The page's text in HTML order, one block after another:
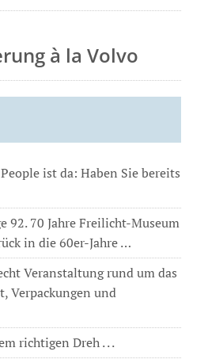
à la Volvo
ist da: Haben Sie bereits
92. 70 Jahre Freilicht-Museum
in die 60er-Jahre …
Veranstaltung rund um das
Verpackungen und
richtigen Dreh . . .